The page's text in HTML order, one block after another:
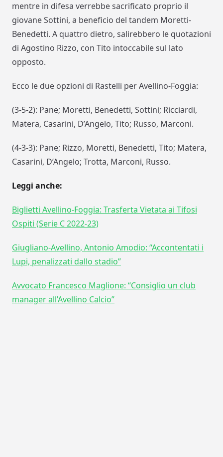
mentre in difesa verrebbe sacrificato proprio il
giovane Sottini, a beneficio del tandem Moretti-
Benedetti. A quattro dietro, salirebbero le quotazioni
di Agostino Rizzo, con Tito intoccabile sul lato
opposto.
Ecco le due opzioni di Rastelli per Avellino-Foggia:
(3-5-2): Pane; Moretti, Benedetti, Sottini; Ricciardi,
Matera, Casarini, D’Angelo, Tito; Russo, Marconi.
(4-3-3): Pane; Rizzo, Moretti, Benedetti, Tito; Matera,
Casarini, D’Angelo; Trotta, Marconi, Russo.
Leggi anche:
Biglietti Avellino-Foggia: Trasferta Vietata ai Tifosi
Ospiti (Serie C 2022-23)
Giugliano-Avellino, Antonio Amodio: “Accontentati i
Lupi, penalizzati dallo stadio”
Avvocato Francesco Maglione: “Consiglio un club
manager all’Avellino Calcio”